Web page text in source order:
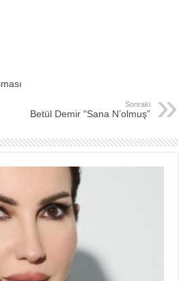
Sonraki
Betül Demir “Sana N’olmuş”